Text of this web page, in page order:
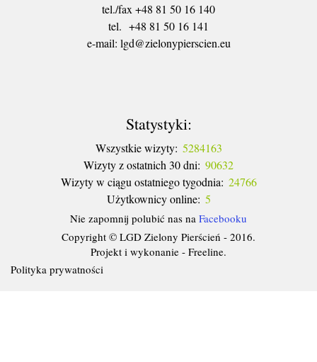
tel./fax +48 81 50 16 140
tel. +48 81 50 16 141
​e-mail: lgd@zielonypierscien.eu
Statystyki:
Wszystkie wizyty: 5284163
Wizyty z ostatnich 30 dni: 90632
Wizyty w ciągu ostatniego tygodnia: 24766
Użytkownicy online: 5
Nie zapomnij polubić nas na Facebooku
Copyright © LGD Zielony Pierścień - 2016.
Projekt i wykonanie - Freeline.
Polityka prywatności